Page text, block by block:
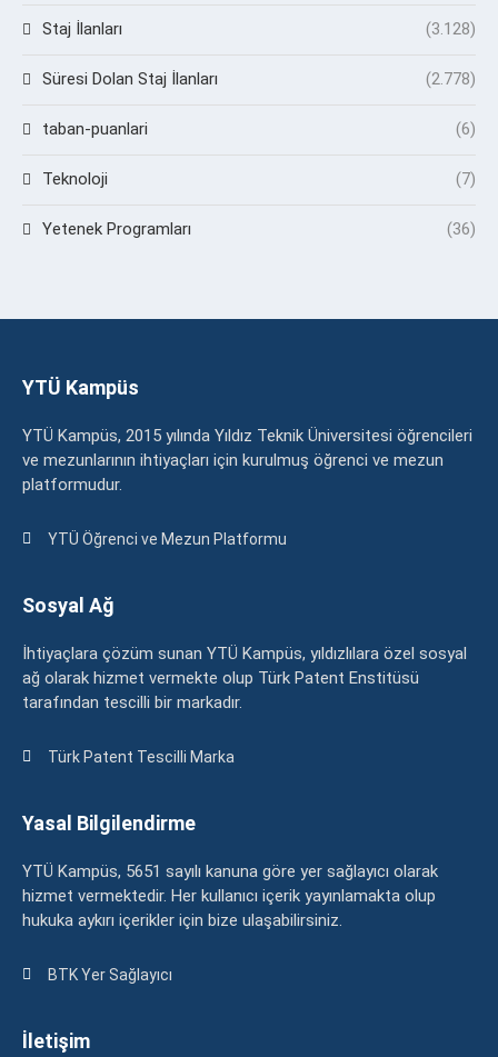
Staj İlanları (3.128)
Süresi Dolan Staj İlanları (2.778)
taban-puanlari (6)
Teknoloji (7)
Yetenek Programları (36)
YTÜ Kampüs
YTÜ Kampüs, 2015 yılında Yıldız Teknik Üniversitesi öğrencileri
ve mezunlarının ihtiyaçları için kurulmuş öğrenci ve mezun
platformudur.
YTÜ Öğrenci ve Mezun Platformu
Sosyal Ağ
İhtiyaçlara çözüm sunan YTÜ Kampüs, yıldızlılara özel sosyal
ağ olarak hizmet vermekte olup Türk Patent Enstitüsü
tarafından tescilli bir markadır.
Türk Patent Tescilli Marka
Yasal Bilgilendirme
YTÜ Kampüs, 5651 sayılı kanuna göre yer sağlayıcı olarak
hizmet vermektedir. Her kullanıcı içerik yayınlamakta olup
hukuka aykırı içerikler için bize ulaşabilirsiniz.
BTK Yer Sağlayıcı
İletişim